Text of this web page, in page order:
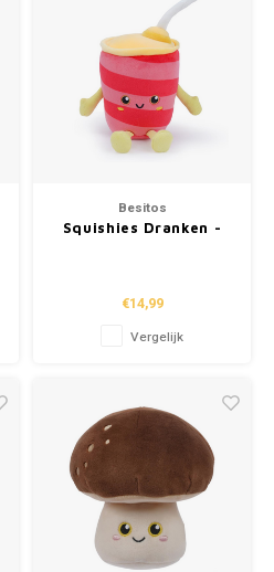
Besitos
Squishies Dranken -
€14,99
Vergelijk